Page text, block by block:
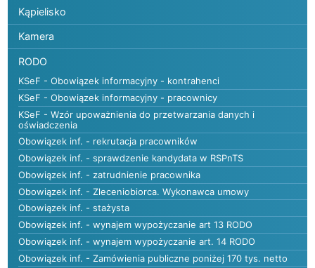
Kąpielisko
Kamera
RODO
KSeF - Obowiązek informacyjny - kontrahenci
KSeF - Obowiązek informacyjny - pracownicy
KSeF - Wzór upoważnienia do przetwarzania danych i
oświadczenia
Obowiązek inf. - rekrutacja pracowników
Obowiązek inf. - sprawdzenie kandydata w RSPnTS
Obowiązek inf. - zatrudnienie pracownika
Obowiązek inf. - Zleceniobiorca. Wykonawca umowy
Obowiązek inf. - stażysta
Obowiązek inf. - wynajem wypożyczanie art 13 RODO
Obowiązek inf. - wynajem wypożyczanie art. 14 RODO
Obowiązek inf. - Zamówienia publiczne poniżej 170 tys. netto